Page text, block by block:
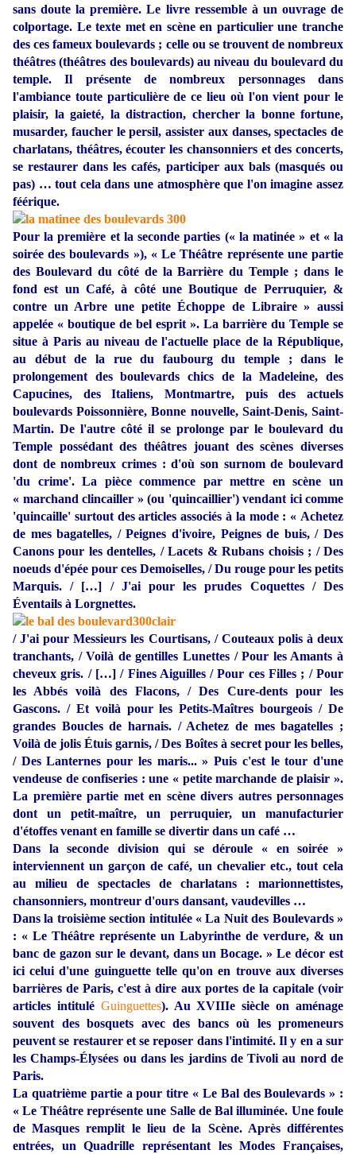
sans doute la première. Le livre ressemble à un ouvrage de
colportage. Le texte met en scène en particulier une tranche
des ces fameux boulevards ; celle ou se trouvent de nombreux
théâtres (théâtres des boulevards) au niveau du boulevard du
temple. Il présente de nombreux personnages dans
l'ambiance toute particulière de ce lieu où l'on vient pour le
plaisir, la gaieté, la distraction, chercher la bonne fortune,
musarder, faucher le persil, assister aux danses, spectacles de
charlatans, théâtres, écouter les chansonniers et des concerts,
se restaurer dans les cafés, participer aux bals (masqués ou
pas) … tout cela dans une atmosphère que l'on imagine assez
féérique.
Pour la première et la seconde parties (« la matinée » et « la
soirée des boulevards »), « Le Théâtre représente une partie
des Boulevard du côté de la Barrière du Temple ; dans le
fond est un Café, à côté une Boutique de Perruquier, &
contre un Arbre une petite Échoppe de Libraire » aussi
appelée « boutique de bel esprit ». La barrière du Temple se
situe à Paris au niveau de l'actuelle place de la République,
au début de la rue du faubourg du temple ; dans le
prolongement des boulevards chics de la Madeleine, des
Capucines, des Italiens, Montmartre, puis des actuels
boulevards Poissonnière, Bonne nouvelle, Saint-Denis, Saint-
Martin. De l'autre côté il se prolonge par le boulevard du
Temple possédant des théâtres jouant des scènes diverses
dont de nombreux crimes : d'où son surnom de boulevard
'du crime'. La pièce commence par mettre en scène un
« marchand clincailler » (ou 'quincaillier') vendant ici comme
'quincaille' surtout des articles associés à la mode : « Achetez
de mes bagatelles, / Peignes d'ivoire, Peignes de buis, / Des
Canons pour les dentelles, / Lacets & Rubans choisis ; / Des
noeuds d'épée pour ces Demoiselles, / Du rouge pour les petits
Marquis. / […] / J'ai pour les prudes Coquettes / Des
Éventails à Lorgnettes.
/ J'ai pour Messieurs les Courtisans, / Couteaux polis à deux
tranchants, / Voilà de gentilles Lunettes / Pour les Amants à
cheveux gris. / […] / Fines Aiguilles / Pour ces Filles ; / Pour
les Abbés voilà des Flacons, / Des Cure-dents pour les
Gascons. / Et voilà pour les Petits-Maîtres bourgeois / De
grandes Boucles de harnais. / Achetez de mes bagatelles ;
Voilà de jolis Étuis garnis, / Des Boîtes à secret pour les belles,
/ Des Lanternes pour les maris... » Puis c'est le tour d'une
vendeuse de confiseries : une « petite marchande de plaisir ».
La première partie met en scène divers autres personnages
dont un petit-maître, un perruquier, un manufacturier
d'étoffes venant en famille se divertir dans un café …
Dans la seconde division qui se déroule « en soirée »
interviennent un garçon de café, un chevalier etc., tout cela
au milieu de spectacles de charlatans : marionnettistes,
chansonniers, montreur d'ours dansant, vaudevilles …
Dans la troisième section intitulée « La Nuit des Boulevards »
: « Le Théâtre représente un Labyrinthe de verdure, & un
banc de gazon sur le devant, dans un Bocage. » Le décor est
ici celui d'une guinguette telle qu'on en trouve aux diverses
barrières de Paris, c'est à dire aux portes de la capitale (voir
articles intitulé Guinguettes). Au XVIIIe siècle on aménage
souvent des bosquets avec des bancs où les promeneurs
peuvent se restaurer et se reposer dans l'intimité. Il y en a sur
les Champs-Élysées ou dans les jardins de Tivoli au nord de
Paris.
La quatrième partie a pour titre « Le Bal des Boulevards » :
« Le Théâtre représente une Salle de Bal illuminée. Une foule
de Masques remplit le lieu de la Scène. Après différentes
entrées, un Quadrille représentant les Modes Françaises,